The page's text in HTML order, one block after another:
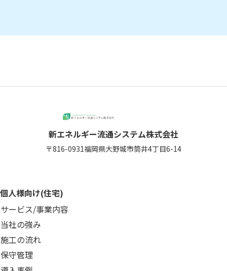
新エネルギー流通システム株式会社
〒816-0931福岡県大野城市筒井4丁目6-14
個人様向け(住宅)
サービス/事業内容
当社の強み
施工の流れ
保守管理